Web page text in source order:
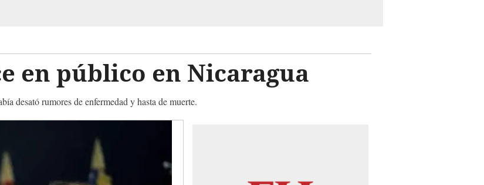
en público en Nicaragua
desató rumores de enfermedad y hasta de muerte.